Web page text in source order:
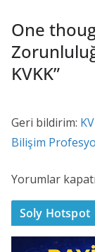
One
KVKK”
Geri bildirim:
Bilişim
Yorumlar
Soly